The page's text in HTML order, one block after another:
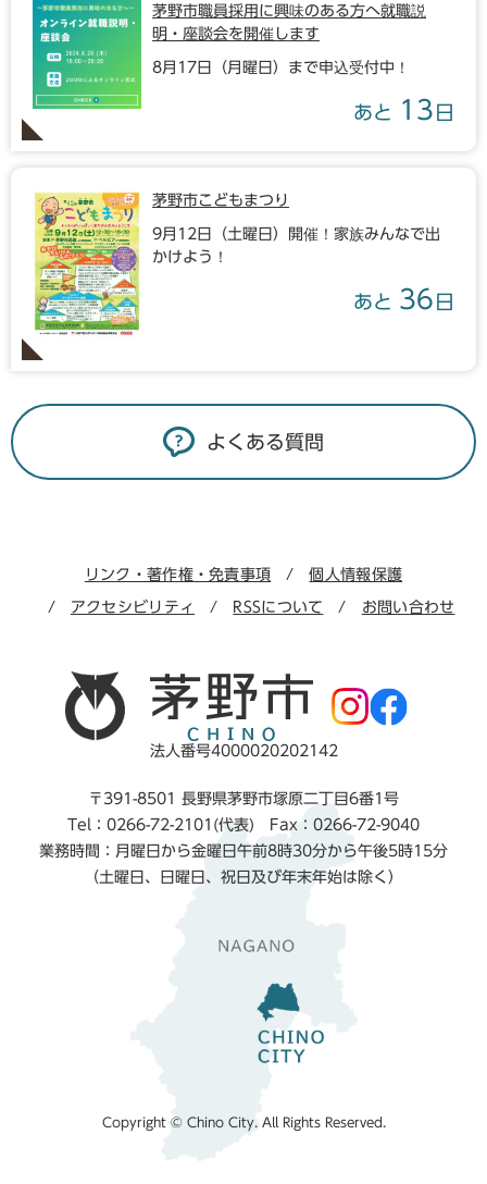
茅野市職員採用に興味のある方へ就職説
明・座談会を開催します
8月17日（月曜日）まで申込受付中！
あと 13 日
茅野市こどもまつり
9月12日（土曜日）開催！家族みんなで出
かけよう！
あと 36 日
よくある質問
リンク・著作権・免責事項 個人情報保護
アクセシビリティ RSSについて お問い合わせ
法人番号4000020202142
〒391-8501 長野県茅野市塚原二丁目6番1号
Tel：0266-72-2101(代表) Fax：0266-72-9040
業務時間：月曜日から金曜日午前8時30分から午後5時15分
（土曜日、日曜日、祝日及び年末年始は除く）
Copyright © Chino City. All Rights Reserved.